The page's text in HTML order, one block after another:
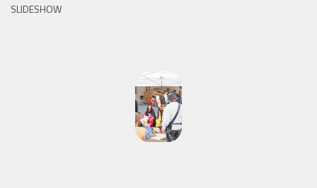
SLIDESHOW